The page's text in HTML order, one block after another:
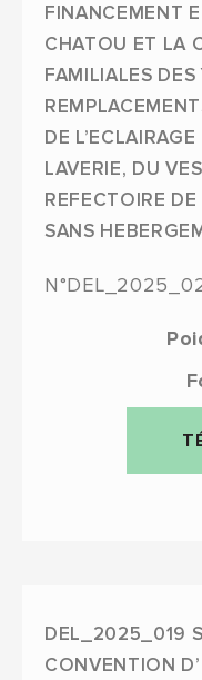
FINANCEMENT
CHATOU ET LA
FAMILIALES
DE
LAVERIE, DU
REFECTOIRE DE
SANS
DEL_2025_019
CONVENTION